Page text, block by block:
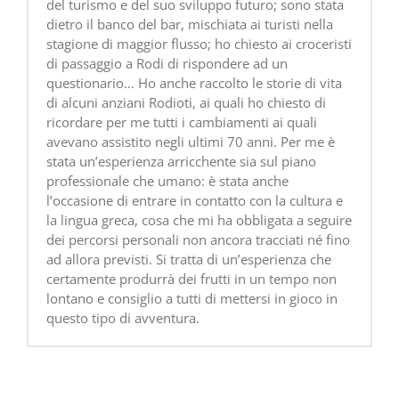
del turismo e del suo sviluppo futuro; sono stata
dietro il banco del bar, mischiata ai turisti nella
stagione di maggior flusso; ho chiesto ai croceristi
di passaggio a Rodi di rispondere ad un
questionario… Ho anche raccolto le storie di vita
di alcuni anziani Rodioti, ai quali ho chiesto di
ricordare per me tutti i cambiamenti ai quali
avevano assistito negli ultimi 70 anni. Per me è
stata un’esperienza arricchente sia sul piano
professionale che umano: è stata anche
l’occasione di entrare in contatto con la cultura e
la lingua greca, cosa che mi ha obbligata a seguire
dei percorsi personali non ancora tracciati né fino
ad allora previsti. Si tratta di un’esperienza che
certamente produrrà dei frutti in un tempo non
lontano e consiglio a tutti di mettersi in gioco in
questo tipo di avventura.